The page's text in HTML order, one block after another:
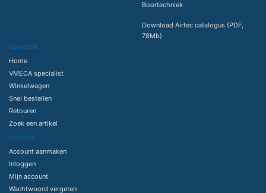
Boortechniek
Download Airtec catalogus (PDF,
78Mb)
Navigatie
Home
VMECA specialist
Winkelwagen
Snel bestellen
Retouren
Zoek een artikel
Account
Account aanmaken
Inloggen
Mijn account
Wachtwoord vergeten